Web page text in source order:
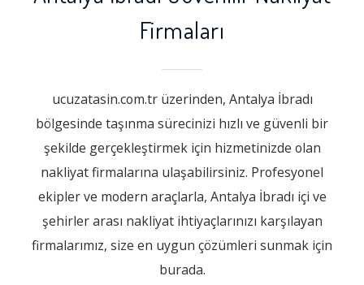
Firmaları
ucuzatasin.com.tr üzerinden, Antalya İbradı
bölgesinde taşınma sürecinizi hızlı ve güvenli bir
şekilde gerçekleştirmek için hizmetinizde olan
nakliyat firmalarına ulaşabilirsiniz. Profesyonel
ekipler ve modern araçlarla, Antalya İbradı içi ve
şehirler arası nakliyat ihtiyaçlarınızı karşılayan
firmalarımız, size en uygun çözümleri sunmak için
burada.